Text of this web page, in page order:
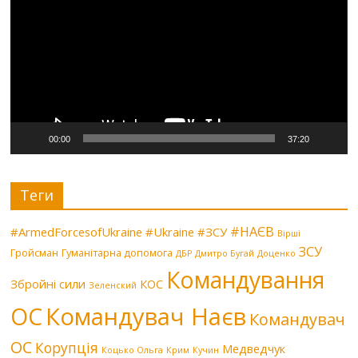
00:00 37:20
Теги
#ArmedForcesofUkraine #Ukraine #ЗСУ #НАЄВ Вірші
Гройсман Гуманітарна допомога ДБР Дмитро Бугай Доценко ЗСУ
Збройні сили Зеленский КОС Командування
ОС Командувач Наєв Командувач
ОС Корупція Коцько Ольга Крим Кучин Медведчук